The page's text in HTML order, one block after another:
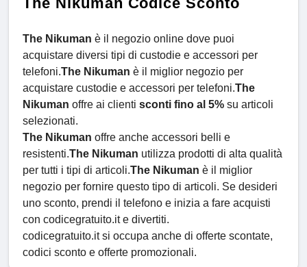
The Nikuman è il negozio online dove puoi
acquistare diversi tipi di custodie e accessori per
telefoni.The Nikuman è il miglior negozio per
acquistare custodie e accessori per telefoni.The
Nikuman offre ai clienti sconti fino al 5% su articoli
selezionati.
The Nikuman offre anche accessori belli e
resistenti.The Nikuman utilizza prodotti di alta qualità
per tutti i tipi di articoli.The Nikuman è il miglior
negozio per fornire questo tipo di articoli. Se desideri
uno sconto, prendi il telefono e inizia a fare acquisti
con codicegratuito.it e divertiti.
codicegratuito.it si occupa anche di offerte scontate,
codici sconto e offerte promozionali.